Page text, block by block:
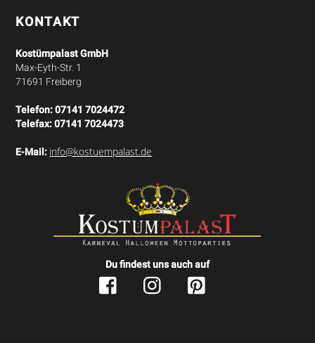
KONTAKT
Kostümpalast GmbH
Max-Eyth-Str. 1
71691 Freiberg
Telefon:07141 7024472
Telefax:07141 7024473
E-Mail: info@kostuempalast.de
Du findest uns auch auf